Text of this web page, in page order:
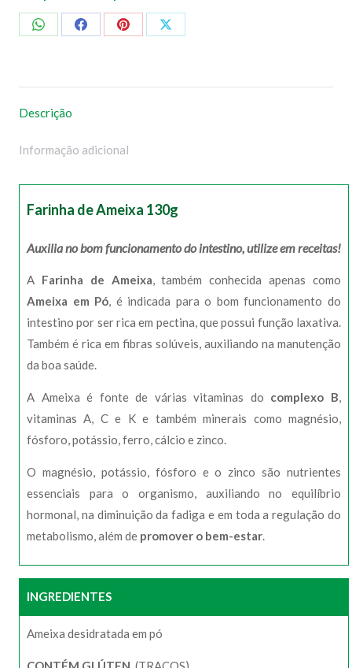
CompartilharCompartilharCompartilharCompartilhar
Descrição
Informação adicional
Farinha de Ameixa 130g
Auxilia no bom funcionamento do intestino, utilize em receitas!
A Farinha de Ameixa , também conhecida apenas como
Ameixa em Pó , é indicada para o bom funcionamento do
intestino por ser rica em pectina, que possui função laxativa.
Também é rica em fibras solúveis, auxiliando na manutenção
da boa saúde.
A Ameixa é fonte de várias vitaminas do complexo B
vitaminas A, C e K e também minerais como magnésio,
fósforo, potássio, ferro, cálcio e zinco.
O magnésio, potássio, fósforo e o zinco são nutrientes
essenciais para o organismo, auxiliando no equilíbrio
hormonal, na diminuição da fadiga e em toda a regulação do
metabolismo, além de promover o bem-estar
INGREDIENTES
Ameixa desidratada em pó